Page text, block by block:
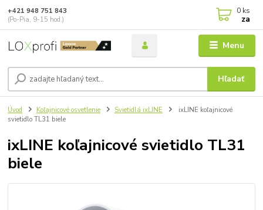
Menu
Hľadať
+421 948 751 843
(Po-Pia, 9-15 hod.)
0 ks
za
Úvod Koľajnicové osvetlenie Svietidlá ixLINE
ixLINE koľajnicové
svietidlo TL31 biele
ixLINE koľajnicové svietidlo TL31
biele